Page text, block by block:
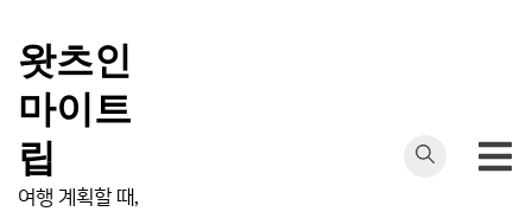
content
왓츠인
마이트
립
여행 계획할 때,